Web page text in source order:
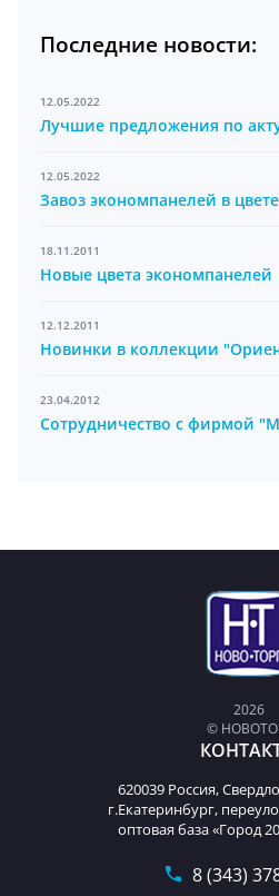
Последние новости:
12.05.2022
Лучшие предложения по
12.05.2022
Завоз экономпанелей в
18.11.2011
Новые цвета экономпанелей
12.12.2011
Новинки в коллекции
23.04.2012
Сотрудничество с фирмой
2026
©
620039 Россия,
г.Екатеринбург,
оптовая база «Город
8 (343)